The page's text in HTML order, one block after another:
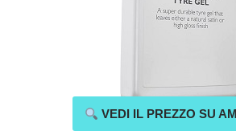
VEDI IL PREZZO SU